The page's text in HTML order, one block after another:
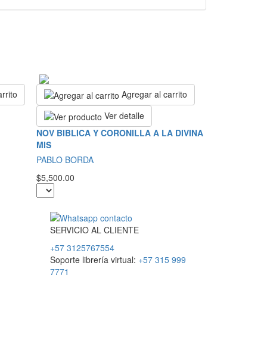
Agregar al carrito
Ver detalle
NOV BIBLICA Y CORONILLA A LA DIVINA
MIS
PABLO BORDA
$5,500.00
SERVICIOAL CLIENTE
+57 3125767554
Soporte librería virtual: +57 315 999
7771